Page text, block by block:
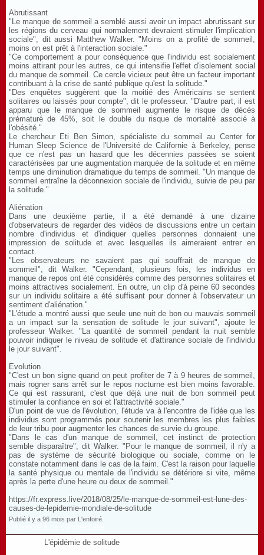
Abrutissant
"Le manque de sommeil a semblé aussi avoir un impact abrutissant sur
les régions du cerveau qui normalement devraient stimuler l'implication
sociale", dit aussi Matthew Walker. "Moins on a profité de sommeil,
moins on est prêt à l'interaction sociale."
"Ce comportement a pour conséquence que l'individu est socialement
moins attirant pour les autres, ce qui intensifie l'effet d'isolement social
du manque de sommeil. Ce cercle vicieux peut être un facteur important
contribuant à la crise de santé publique qu'est la solitude."
"Des enquêtes suggèrent que la moitié des Américains se sentent
solitaires ou laissés pour compte", dit le professeur. "D'autre part, il est
apparu que le manque de sommeil augmente le risque de décès
prématuré de 45%, soit le double du risque de mortalité associé à
l'obésité."
Le chercheur Eti Ben Simon, spécialiste du sommeil au Center for
Human Sleep Science de l'Université de Californie à Berkeley, pense
que ce n'est pas un hasard que les décennies passées se soient
caractérisées par une augmentation marquée de la solitude et en même
temps une diminution dramatique du temps de sommeil. "Un manque de
sommeil entraîne la déconnexion sociale de l'individu, suivie de peu par
la solitude."
Aliénation
Dans une deuxième partie, il a été demandé à une dizaine
d'observateurs de regarder des vidéos de discussions entre un certain
nombre d'individus et d'indiquer quelles personnes donnaient une
impression de solitude et avec lesquelles ils aimeraient entrer en
contact.
"Les observateurs ne savaient pas qui souffrait de manque de
sommeil", dit Walker. "Cependant, plusieurs fois, les individus en
manque de repos ont été considérés comme des personnes solitaires et
moins attractives socialement. En outre, un clip d'à peine 60 secondes
sur un individu solitaire a été suffisant pour donner à l'observateur un
sentiment d'aliénation."
"L'étude a montré aussi que seule une nuit de bon ou mauvais sommeil
a un impact sur la sensation de solitude le jour suivant", ajoute le
professeur Walker. "La quantité de sommeil pendant la nuit semble
pouvoir indiquer le niveau de solitude et d'attirance sociale de l'individu
le jour suivant".
Evolution
"C'est un bon signe quand on peut profiter de 7 à 9 heures de sommeil,
mais rogner sans arrêt sur le repos nocturne est bien moins favorable.
Ce qui est rassurant, c'est que déjà une nuit de bon sommeil peut
stimuler la confiance en soi et l'attractivité sociale."
D'un point de vue de l'évolution, l'étude va à l'encontre de l'idée que les
individus sont programmés pour soutenir les membres les plus faibles
de leur tribu pour augmenter les chances de survie du groupe.
"Dans le cas d'un manque de sommeil, cet instinct de protection
semble disparaître", dit Walker. "Pour le manque de sommeil, il n'y a
pas de système de sécurité biologique ou sociale, comme on le
constate notamment dans le cas de la faim. C'est la raison pour laquelle
la santé physique ou mentale de l'individu se détériore si vite, même
après la perte d'une heure ou deux de sommeil."
https://fr.express.live/2018/08/25/le-manque-de-sommeil-est-lune-des-
causes-de-lepidemie-mondiale-de-solitude
Publié il y a 96 mois par L'enfoiré.
L'épidémie de solitude